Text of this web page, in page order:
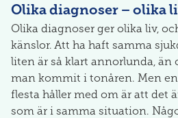
Olika diagnoser – olika
Olika diagnoser ger olika liv,
känslor. Att ha haft samma
liten är så klart annorlunda, än
man kommit i tonåren. Men en
flesta håller med om är att det
som är i samma situation.